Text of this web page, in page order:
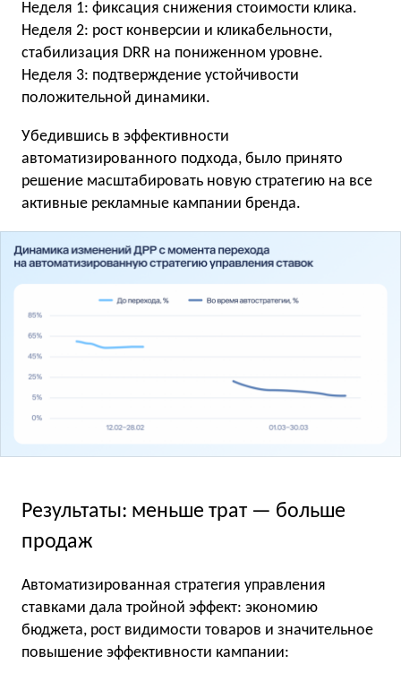
Неделя 1: фиксация снижения стоимости клика.
Неделя 2: рост конверсии и кликабельности,
стабилизация DRR на пониженном уровне.
Неделя 3: подтверждение устойчивости
положительной динамики.
Убедившись в эффективности
автоматизированного подхода, было принято
решение масштабировать новую стратегию на все
активные рекламные кампании бренда.
Результаты: меньше трат — больше
продаж
Автоматизированная стратегия управления
ставками дала тройной эффект: экономию
бюджета, рост видимости товаров и значительное
повышение эффективности кампании: